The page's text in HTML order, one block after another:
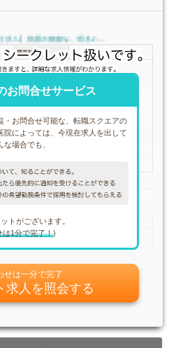
お問合せサービス
・お問合せ可能な、転職スクエアの
院によっては、今現在求人を出して
場合でも、
トがございます。
は1分で完了！)
せは一分で完了
求人を照会する